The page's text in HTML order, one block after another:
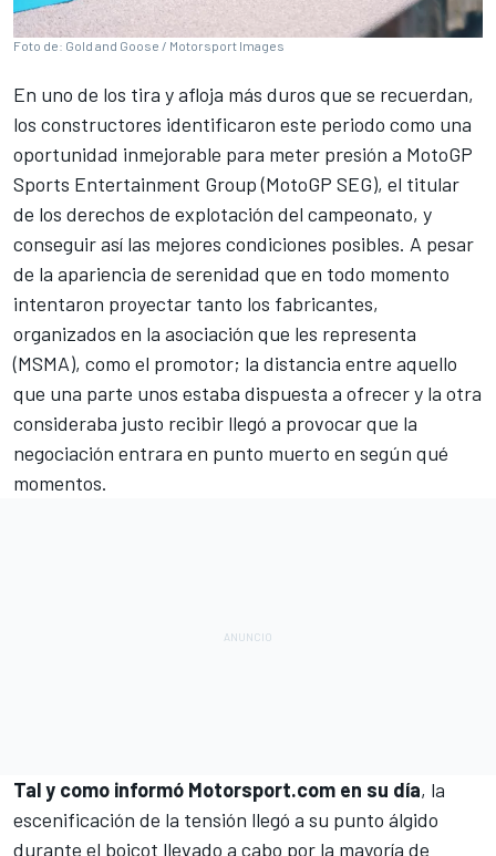
Foto de: Gold and Goose / Motorsport Images
En uno de los tira y afloja más duros que se recuerdan,
los constructores identificaron este periodo como una
oportunidad inmejorable para meter presión a MotoGP
Sports Entertainment Group (MotoGP SEG), el titular
de los derechos de explotación del campeonato, y
conseguir así las mejores condiciones posibles. A pesar
de la apariencia de serenidad que en todo momento
intentaron proyectar tanto los fabricantes,
organizados en la asociación que les representa
(MSMA), como el promotor; la distancia entre aquello
que una parte unos estaba dispuesta a ofrecer y la otra
consideraba justo recibir llegó a provocar que la
negociación entrara en punto muerto en según qué
momentos.
Tal y como informó Motorsport.com en su día, la
escenificación de la tensión llegó a su punto álgido
durante el boicot llevado a cabo por la mayoría de